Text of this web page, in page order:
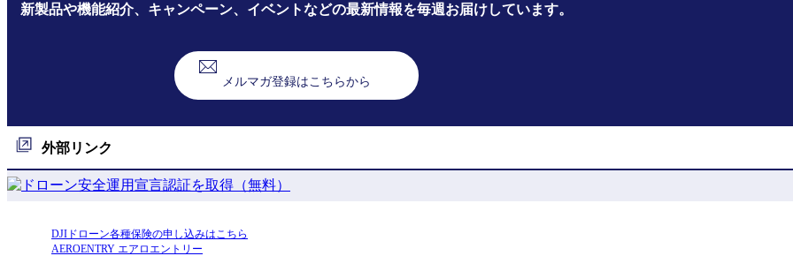
新製品や機能紹介、キャンペーン、イベントなどの最新情報を毎週お届けしています。
メルマガ登録はこちらから
外部リンク
DJIドローン各種保険の申し込みはこちら
AEROENTRY エアロエントリー